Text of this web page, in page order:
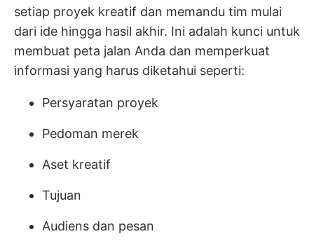
setiap proyek kreatif dan memandu tim mulai
dari ide hingga hasil akhir. Ini adalah kunci untuk
membuat peta jalan Anda dan memperkuat
informasi yang harus diketahui seperti:
Persyaratan proyek
Pedoman merek
Aset kreatif
Tujuan
Audiens dan pesan